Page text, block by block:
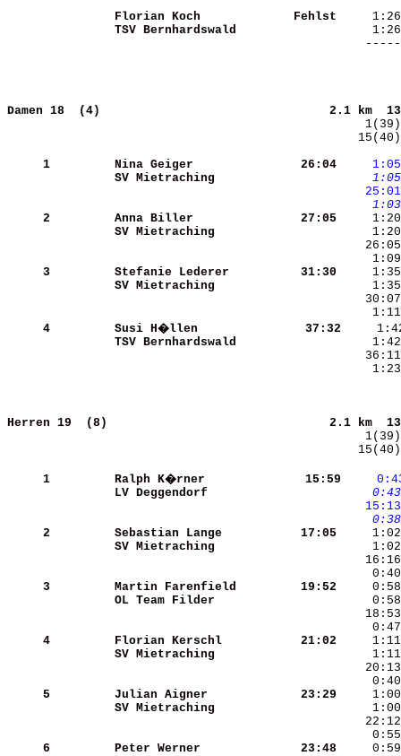
Florian Koch
  Fehlst
TSV Bernhardswald
Damen 18  (4)
2.1
     1
Nina Geiger
   26:04
    1:05
SV Mietraching
    1:05
   25:01
    1:03
     2
Anna Biller
   27:05
SV Mietraching
     3
Stefanie Lederer
   31:30
SV Mietraching
     4
Susi H�llen
   37:32
TSV Bernhardswald
Herren 19  (8)
2.1
     1
Ralph K�rner
   15:59
LV Deggendorf
    0:43
   15:13
    0:38
     2
Sebastian Lange
   17:05
SV Mietraching
     3
Martin Farenfield
   19:52
OL Team Filder
     4
Florian Kerschl
   21:02
SV Mietraching
     5
Julian Aigner
   23:29
SV Mietraching
     6
Peter Werner
   23:48